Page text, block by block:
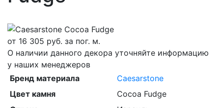
от 16 305 руб. за пог. м.
О наличии данного декора уточняйте информацию
у наших менеджеров
Бренд материала
Caesarstone
Цвет камня
Cocoa Fudge